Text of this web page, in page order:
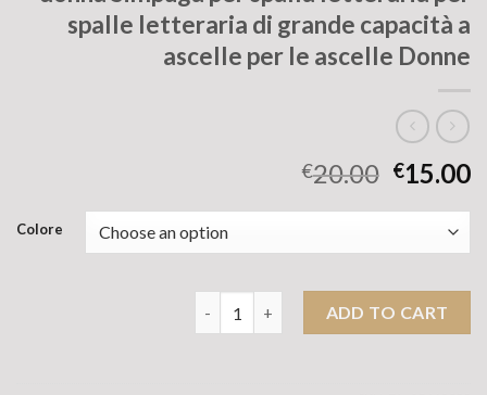
spalle letteraria di grande capacità a
ascelle per le ascelle Donne
€20.00 €15.00
Colore
ADD TO CART